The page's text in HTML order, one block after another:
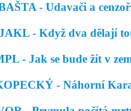
- Udavači a
- Když dva dělají
- Jak se bude žít v
- Náhorní